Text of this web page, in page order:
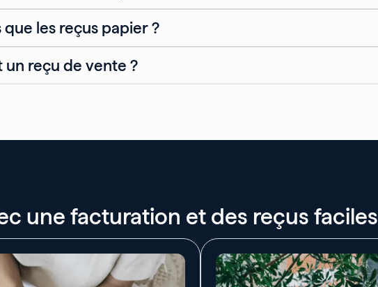
les reçus papier ?
reçu de vente ?
une facturation et des reçus faciles